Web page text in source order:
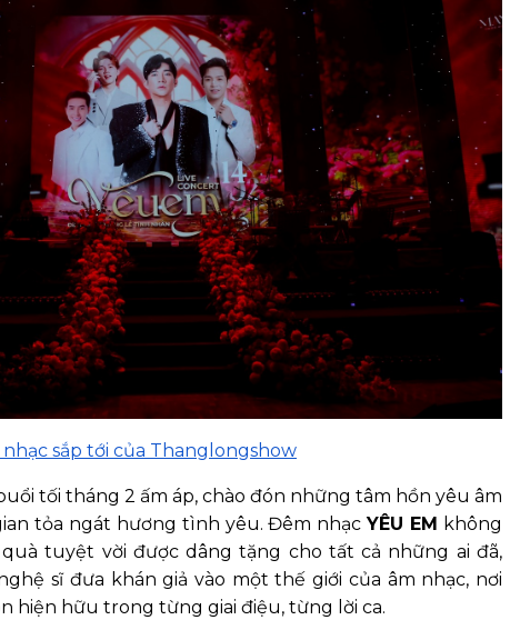
sắp tới của Thanglongshow
tối tháng 2 ấm áp, chào đón những tâm hồn yêu âm
tỏa ngát hương tình yêu. Đêm nhạcYÊU EM không
tuyệt vời được dâng tặng cho tất cả những ai đã,
sĩ đưa khán giả vào một thế giới của âm nhạc, nơi
hiện hữu trong từng giai điệu, từng lời ca.